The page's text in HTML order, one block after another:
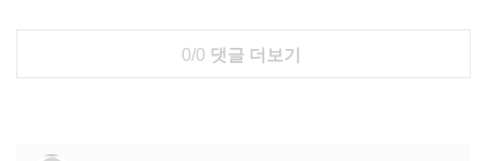
0/0 댓글 더보기